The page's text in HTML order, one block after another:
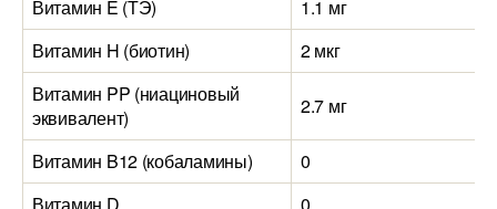
Витамин E (ТЭ)
1.1 мг
Витамин H (биотин)
2 мкг
Витамин PP (ниациновый
эквивалент)
2.7 мг
Витамин B12 (кобаламины)
0